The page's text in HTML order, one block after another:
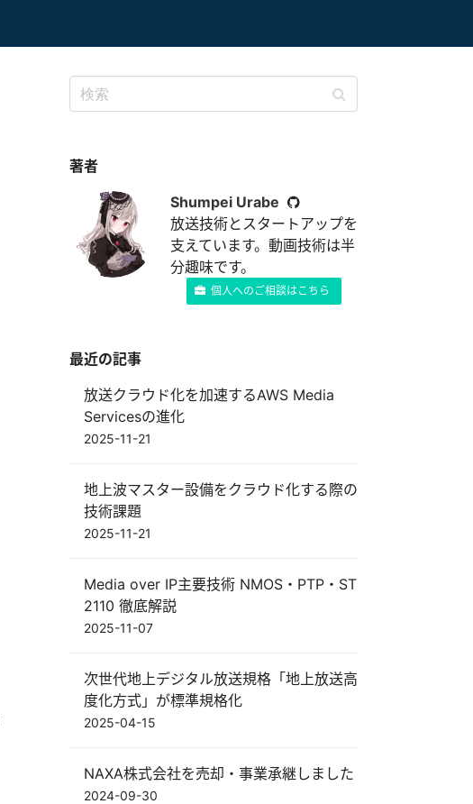
著者
Shumpei Urabe
放送技術とスタートアップを
支えています。動画技術は半
分趣味です。
個人へのご相談はこちら
最近の記事
放送クラウド化を加速するAWS Media
Servicesの進化
2025-11-21
地上波マスター設備をクラウド化する際の
技術課題
2025-11-21
Media over IP主要技術 NMOS・PTP・ST
2110 徹底解説
2025-11-07
次世代地上デジタル放送規格「地上放送高
度化方式」が標準規格化
2025-04-15
NAXA株式会社を売却・事業承継しました
2024-09-30